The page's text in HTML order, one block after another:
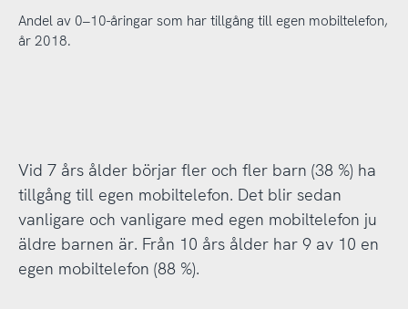
Andel av 0–10-åringar som har tillgång till egen mobiltelefon,
år 2018.
Vid 7 års ålder börjar fler och fler barn (38 %) ha
tillgång till egen mobiltelefon. Det blir sedan
vanligare och vanligare med egen mobiltelefon ju
äldre barnen är. Från 10 års ålder har 9 av 10 en
egen mobiltelefon (88 %).